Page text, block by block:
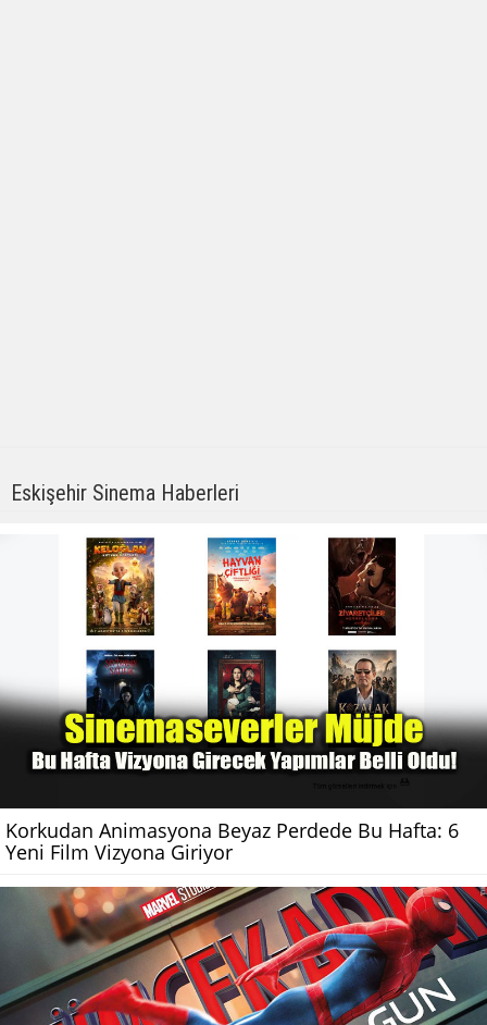
Eskişehir Sinema Haberleri
Korkudan Animasyona Beyaz Perdede Bu Hafta: 6
Yeni Film Vizyona Giriyor